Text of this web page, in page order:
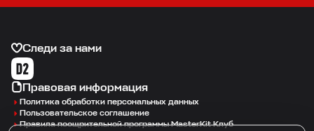
Следи за нами
Правовая информация
Политика обработки персональных данных
Пользовательское соглашение
Правила поощрительной программы MasterKit Клуб